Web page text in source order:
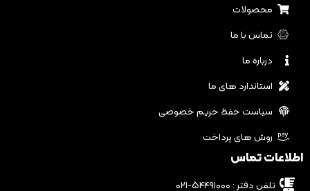
محصولات
تماس با ما
درباره ما
استاندارد های ما
سیاست حفظ حریم خصوصی
روش های پرداخت
اطلاعات تماس
تلفن دفتر : ۵۴۴۹۱۰۰۰-۰۲۱